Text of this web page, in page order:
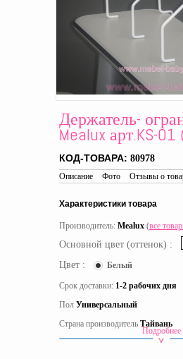
Держатель-
Mealux арт.KS-
КОД-ТОВАРА: 80978
Описание Фото Отзывы о
Характеристики товара
Производитель: Mealux (все
Основной цвет (оттенок) :
Цвет :
Белый
Срок доставки: 1-2 рабочих дня
Пол Универсальный
Страна производитель Тайвань
Подробнее